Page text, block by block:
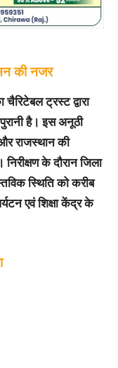
की नजर
ट्रस्ट द्वारा
है। इस अनूठी
राजस्थान की
के दौरान जिला
स्थिति को करीब
एवं शिक्षा केंद्र के